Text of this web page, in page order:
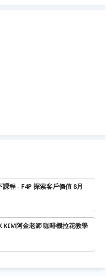
課程 - F4P 探索客戶價值 8月
KIM阿金老師 咖啡機拉花教學